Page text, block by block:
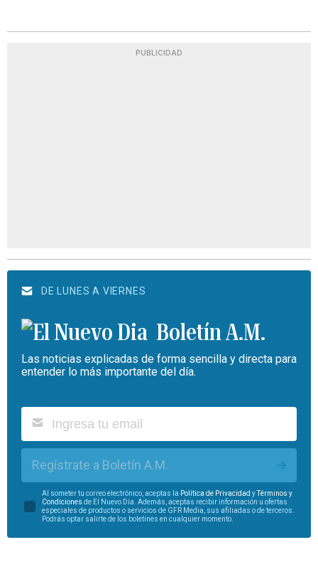
PUBLICIDAD
DE LUNES A VIERNES
Boletín A.M.
Las noticias explicadas de forma sencilla y directa para
entender lo más importante del día.
Regístrate a Boletín A.M.
Al someter tu correo electrónico, aceptas la Política de Privacidad yTérminos y
Condiciones de El Nuevo Día. Además, aceptas recibir información u ofertas
especiales de productos o servicios de GFR Media, sus afiliadas o de terceros.
Podrás optar salirte de los boletines en cualquier momento.